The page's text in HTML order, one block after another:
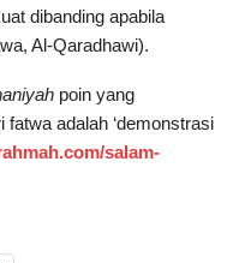
dibanding apabila
Al-Qaradhawi).
poin yang
adalah ‘demonstrasi
salam-